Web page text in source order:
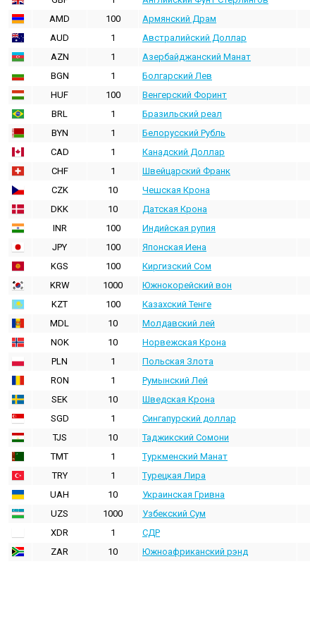
AMD
100 Армянский Драм
AUD
1 Австралийский Доллар
AZN
1 Азербайджанский Манат
BGN
1 Болгарский Лев
HUF
100 Венгерский Форинт
BRL
1 Бразильский реал
BYN
1 Белорусский Рубль
CAD
1 Канадский Доллар
CHF
1 Швейцарский Франк
CZK
10 Чешская Крона
DKK
10 Датская Крона
INR
100 Индийская pупия
JPY
100 Японская Иена
KGS
100 Киргизский Сом
KRW
1000 Южнокорейский вон
KZT
100 Казахский Тенге
MDL
10 Молдавский лей
NOK
10 Норвежская Крона
PLN
1 Польская Злота
RON
1 Румынский Лей
SEK
10 Шведская Крона
SGD
1 Сингапурский доллар
TJS
10 Таджикский Сомони
TMT
1 Туркменский Манат
TRY
1 Турецкая Лира
UAH
10 Украинская Гривна
UZS
1000 Узбекский Сум
XDR
1 СДР
ZAR
10 Южноафриканский рэнд